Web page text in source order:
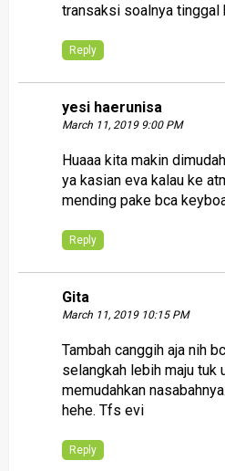
transaksi soalnya
Reply
yesi haerunisa
March 11, 2019 9:00 PM
Huaaa kita makin
ya kasian eva kalau ke
mending pake bca
Reply
Gita
March 11, 2019 10:15 PM
Tambah canggih aja nih
selangkah lebih maju tuk
memudahkan
hehe. Tfs evi
Reply